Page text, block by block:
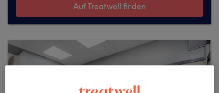
Auf Treatwell finden